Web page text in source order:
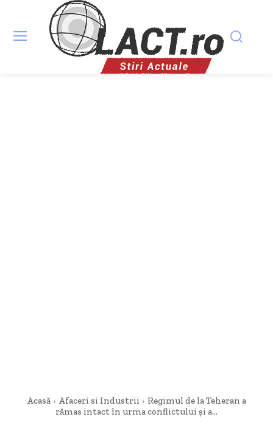
Acasă Afaceri si Industrii
Regimul de la Teheran a
rămas intact în urma conflictului și a...